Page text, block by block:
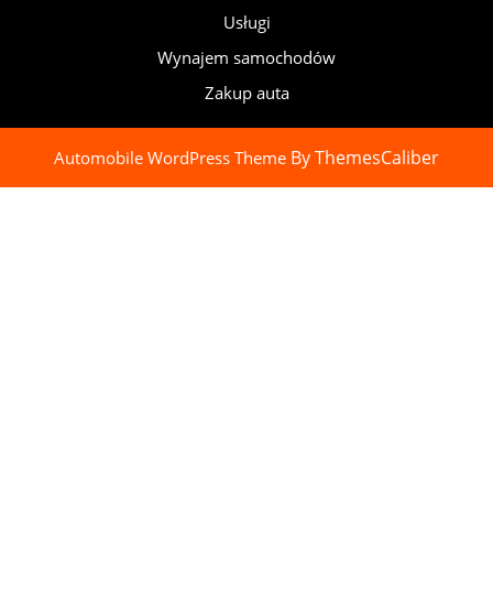
Usługi
Wynajem samochodów
Zakup auta
Automobile WordPress Theme By ThemesCaliber
Scroll